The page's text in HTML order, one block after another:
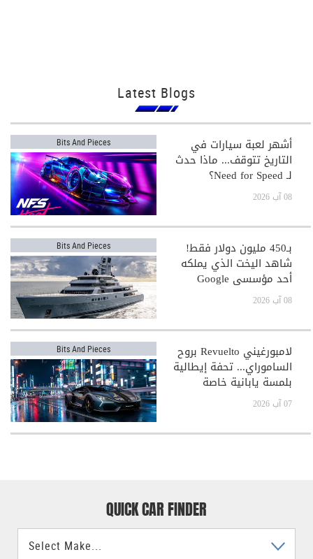
Latest Blogs
Bits And Pieces أشهر لعبة سيارات في
التاريخ تتوقف... ماذا حدث
لـ Need for Speed؟
08 آب 2026
Bits And Pieces بـ450 مليون دولار فقط!
شاهد اليخت الذي يملكه
أحد مؤسسي Google
08 آب 2026
Bits And Pieces لامبورغيني Revuelto بروح
الساموراي... تحفة إيطالية
بلمسة يابانية خاصة
07 آب 2026
QUICK CAR FINDER